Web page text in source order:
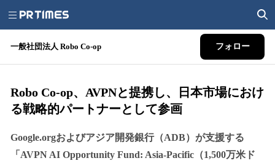
一般社団法人 Robo Co-op フォロー
Robo Co-op、AVPNと提携し、日本市場におけ
る戦略的パートナーとして参画
Google.orgおよびアジア開発銀行（ADB）が支援する
「AVPN AI Opportunity Fund: Asia-Pacific（1,500万米ド